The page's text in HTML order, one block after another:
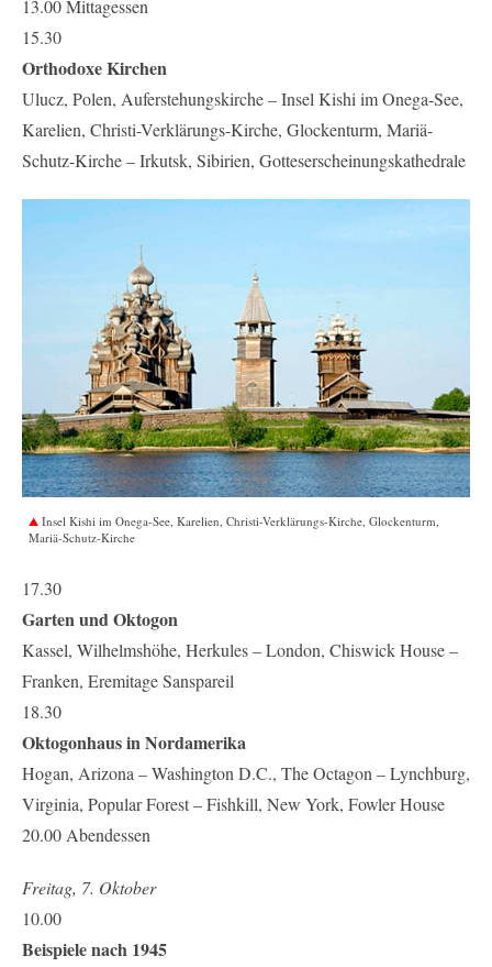
13.00 Mittagessen
15.30
Orthodoxe Kirchen
Ulucz, Polen, Auferstehungskirche – Insel Kishi im Onega-See,
Karelien, Christi-Verklärungs-Kirche, Glockenturm, Mariä-
Schutz-Kirche – Irkutsk, Sibirien, Gotteserscheinungskathedrale
Insel Kishi im Onega-See, Karelien, Christi-Verklärungs-Kirche, Glockenturm,
Mariä-Schutz-Kirche
17.30
Garten und Oktogon
Kassel, Wilhelmshöhe, Herkules – London, Chiswick House –
Franken, Eremitage Sanspareil
18.30
Oktogonhaus in Nordamerika
Hogan, Arizona – Washington D.C., The Octagon – Lynchburg,
Virginia, Popular Forest – Fishkill, New York, Fowler House
20.00 Abendessen
Freitag, 7. Oktober
10.00
Beispiele nach 1945